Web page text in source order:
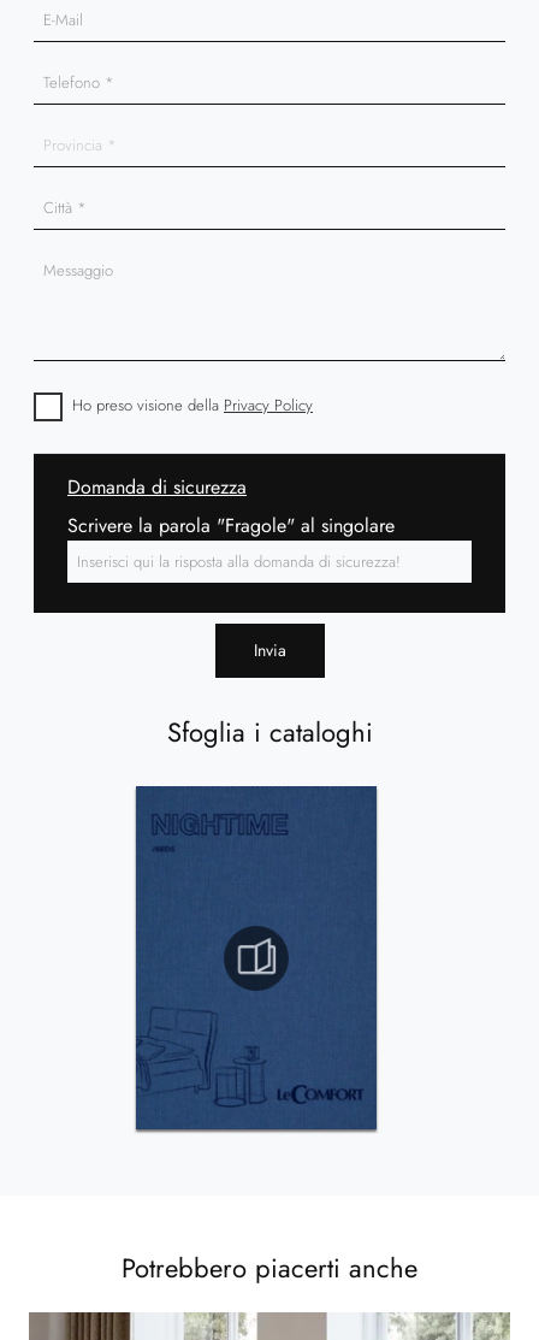
Sfoglia i cataloghi
Ho preso visione della Privacy Policy
Domanda di sicurezza
Scrivere la parola "Fragole" al singolare
Invia
Potrebbero piacerti anche